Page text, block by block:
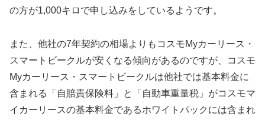
の方が1,000キロで申し込みをしているようです。
また、他社の7年契約の相場よりもコスモMyカーリース・
スマートビークルが安くなる傾向があるのですが、コスモ
Myカーリース・スマートビークルは他社では基本料金に
含まれる「自賠責保険料」と「自動車重量税」がコスモマ
イカーリースの基本料金であるホワイトパックには含まれ